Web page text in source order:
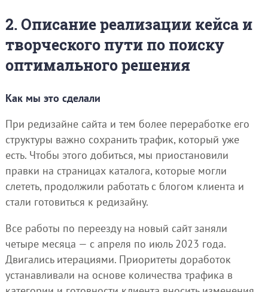
2. Описание реализации кейса и
творческого пути по поиску
оптимального решения
Как мы это сделали
При редизайне сайта и тем более переработке его
структуры важно сохранить трафик, который уже
есть. Чтобы этого добиться, мы приостановили
правки на страницах каталога, которые могли
слететь, продолжили работать с блогом клиента и
стали готовиться к редизайну.
Все работы по переезду на новый сайт заняли
четыре месяца — с апреля по июль 2023 года.
Двигались итерациями. Приоритеты доработок
устанавливали на основе количества трафика в